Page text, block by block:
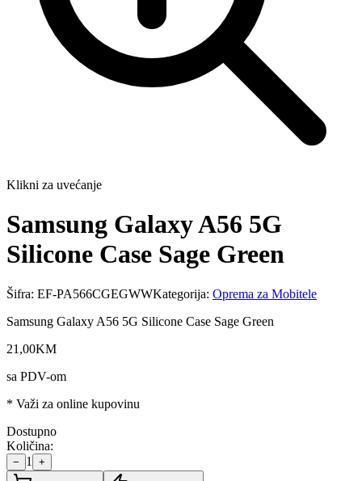
Klikni za uvećanje
Samsung Galaxy A56 5G
Silicone Case Sage Green
Šifra: EF-PA566CGEGWWKategorija: Oprema za Mobitele
Samsung Galaxy A56 5G Silicone Case Sage Green
21 ,00KM
sa PDV-om
* Važi za online kupovinu
Dostupno
Količina:
− 1 +